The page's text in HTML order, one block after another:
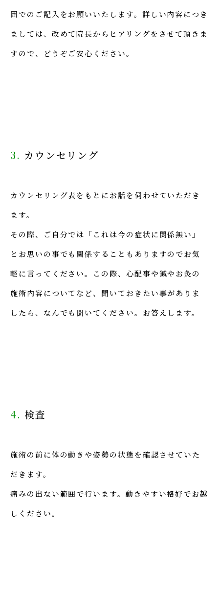
囲でのご記入をお願いいたします。詳しい内容につき
ましては、改めて院長からヒアリングをさせて頂きま
すので、どうぞご安心ください。
3. カウンセリング
カウンセリング表をもとにお話を伺わせていただき
ます。
その際、ご自分では「これは今の症状に関係無い」
とお思いの事でも関係することもありますのでお気
軽に言ってください。この際、心配事や鍼やお灸の
施術内容についてなど、聞いておきたい事がありま
したら、なんでも聞いてください。お答えします。
4. 検査
施術の前に体の動きや姿勢の状態を確認させていた
だきます。
痛みの出ない範囲で行います。動きやすい格好でお越
しください。